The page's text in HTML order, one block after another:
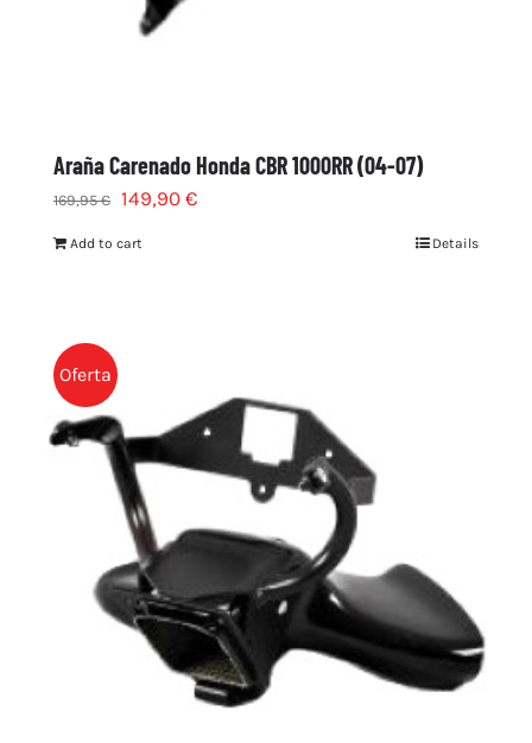
Araña Carenado Honda CBR 1000RR (04-07)
169,95€ 149,90 €
Add to cart Details
Oferta